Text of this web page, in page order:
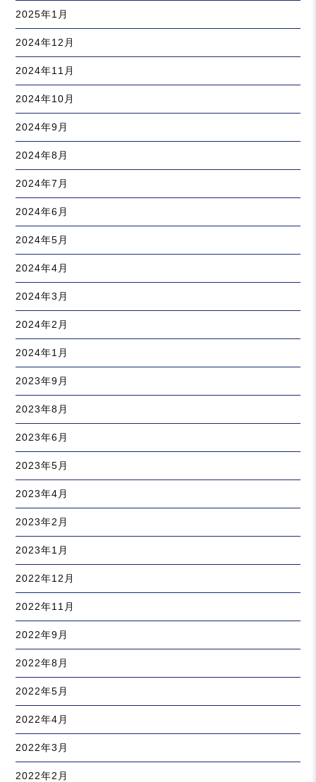
2025年1月
2024年12月
2024年11月
2024年10月
2024年9月
2024年8月
2024年7月
2024年6月
2024年5月
2024年4月
2024年3月
2024年2月
2024年1月
2023年9月
2023年8月
2023年6月
2023年5月
2023年4月
2023年2月
2023年1月
2022年12月
2022年11月
2022年9月
2022年8月
2022年5月
2022年4月
2022年3月
2022年2月